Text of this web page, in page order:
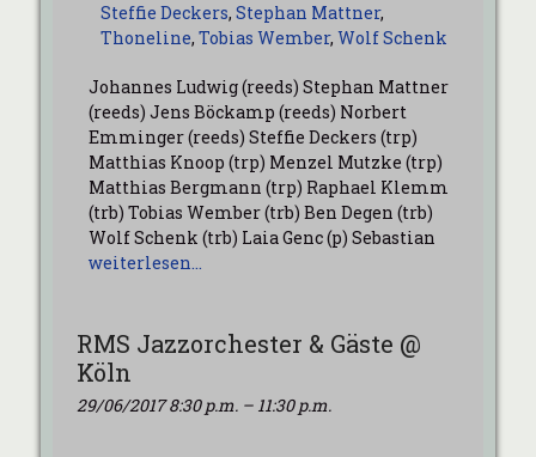
Steffie Deckers, Stephan Mattner,
Thoneline, Tobias Wember, Wolf Schenk
Johannes Ludwig (reeds) Stephan Mattner
(reeds) Jens Böckamp (reeds) Norbert
Emminger (reeds) Steffie Deckers (trp)
Matthias Knoop (trp) Menzel Mutzke (trp)
Matthias Bergmann (trp) Raphael Klemm
(trb) Tobias Wember (trb) Ben Degen (trb)
Wolf Schenk (trb) Laia Genc (p) Sebastian
weiterlesen…
RMS Jazzorchester & Gäste @
Köln
29/06/2017 8:30 p.m. – 11:30 p.m.